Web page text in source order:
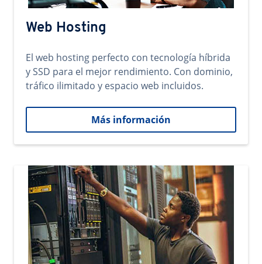
Web Hosting
El web hosting perfecto con tecnología híbrida
y SSD para el mejor rendimiento. Con dominio,
tráfico ilimitado y espacio web incluidos.
Más información